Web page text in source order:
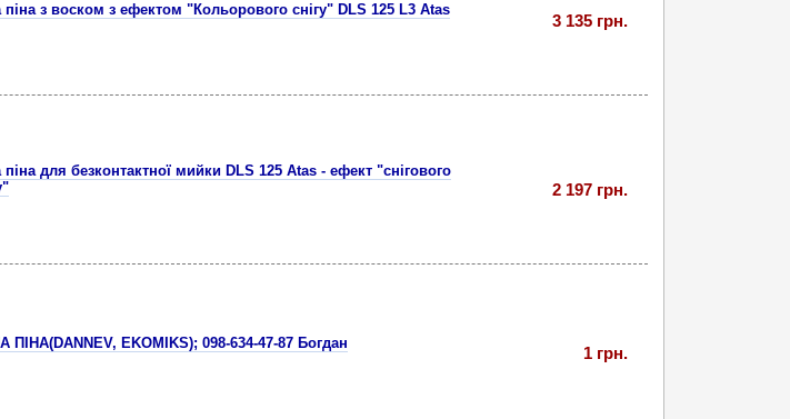
піна з воском з ефектом "Кольорового снігу" DLS 125 L3 Atas
3 135 грн.
для безконтактної мийки DLS 125 Atas - ефект "снігового
2 197 грн.
ПІНА(DANNEV, EKOMIKS); 098-634-47-87 Богдан
1 грн.